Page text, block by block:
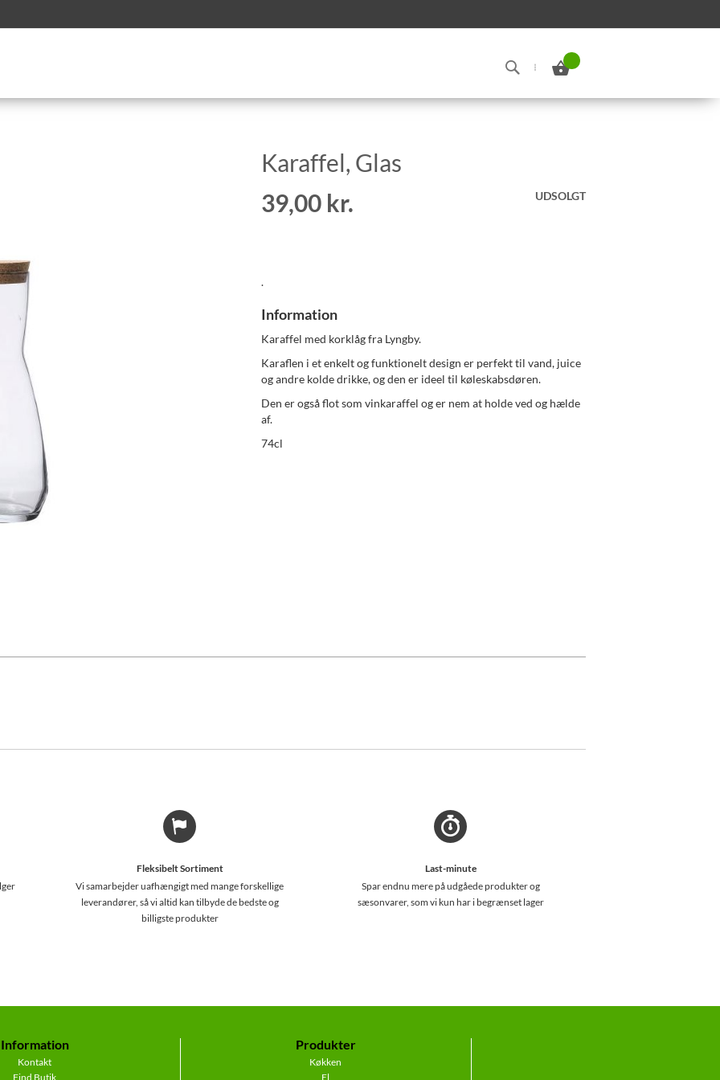
Min indkøbskurv
Search
Karaffel, Glas
39,00 kr.
UDSOLGT
.
Information
Karaffel med korklåg fra Lyngby.
Karaflen i et enkelt og funktionelt design er perfekt til vand, juice
og andre kolde drikke, og den er ideel til køleskabsdøren.
Den er også flot som vinkaraffel og er nem at holde ved og hælde
af.
74cl
Fleksibelt Sortiment
Vi samarbejder uafhængigt med mange forskellige
leverandører, så vi altid kan tilbyde de bedste og
billigste produkter
Last-minute
Spar endnu mere på udgåede produkter og
sæsonvarer, som vi kun har i begrænset lager
Information
Kontakt
Find Butik
Produkter
Køkken
El